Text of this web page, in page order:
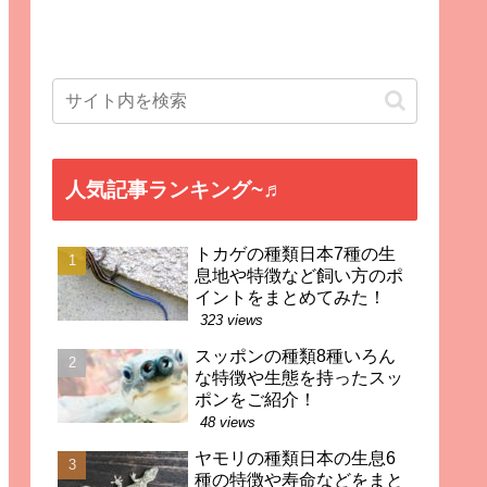
人気記事ランキング~♬
トカゲの種類日本7種の生
息地や特徴など飼い方のポ
イントをまとめてみた！
323 views
スッポンの種類8種いろん
な特徴や生態を持ったスッ
ポンをご紹介！
48 views
ヤモリの種類日本の生息6
種の特徴や寿命などをまと